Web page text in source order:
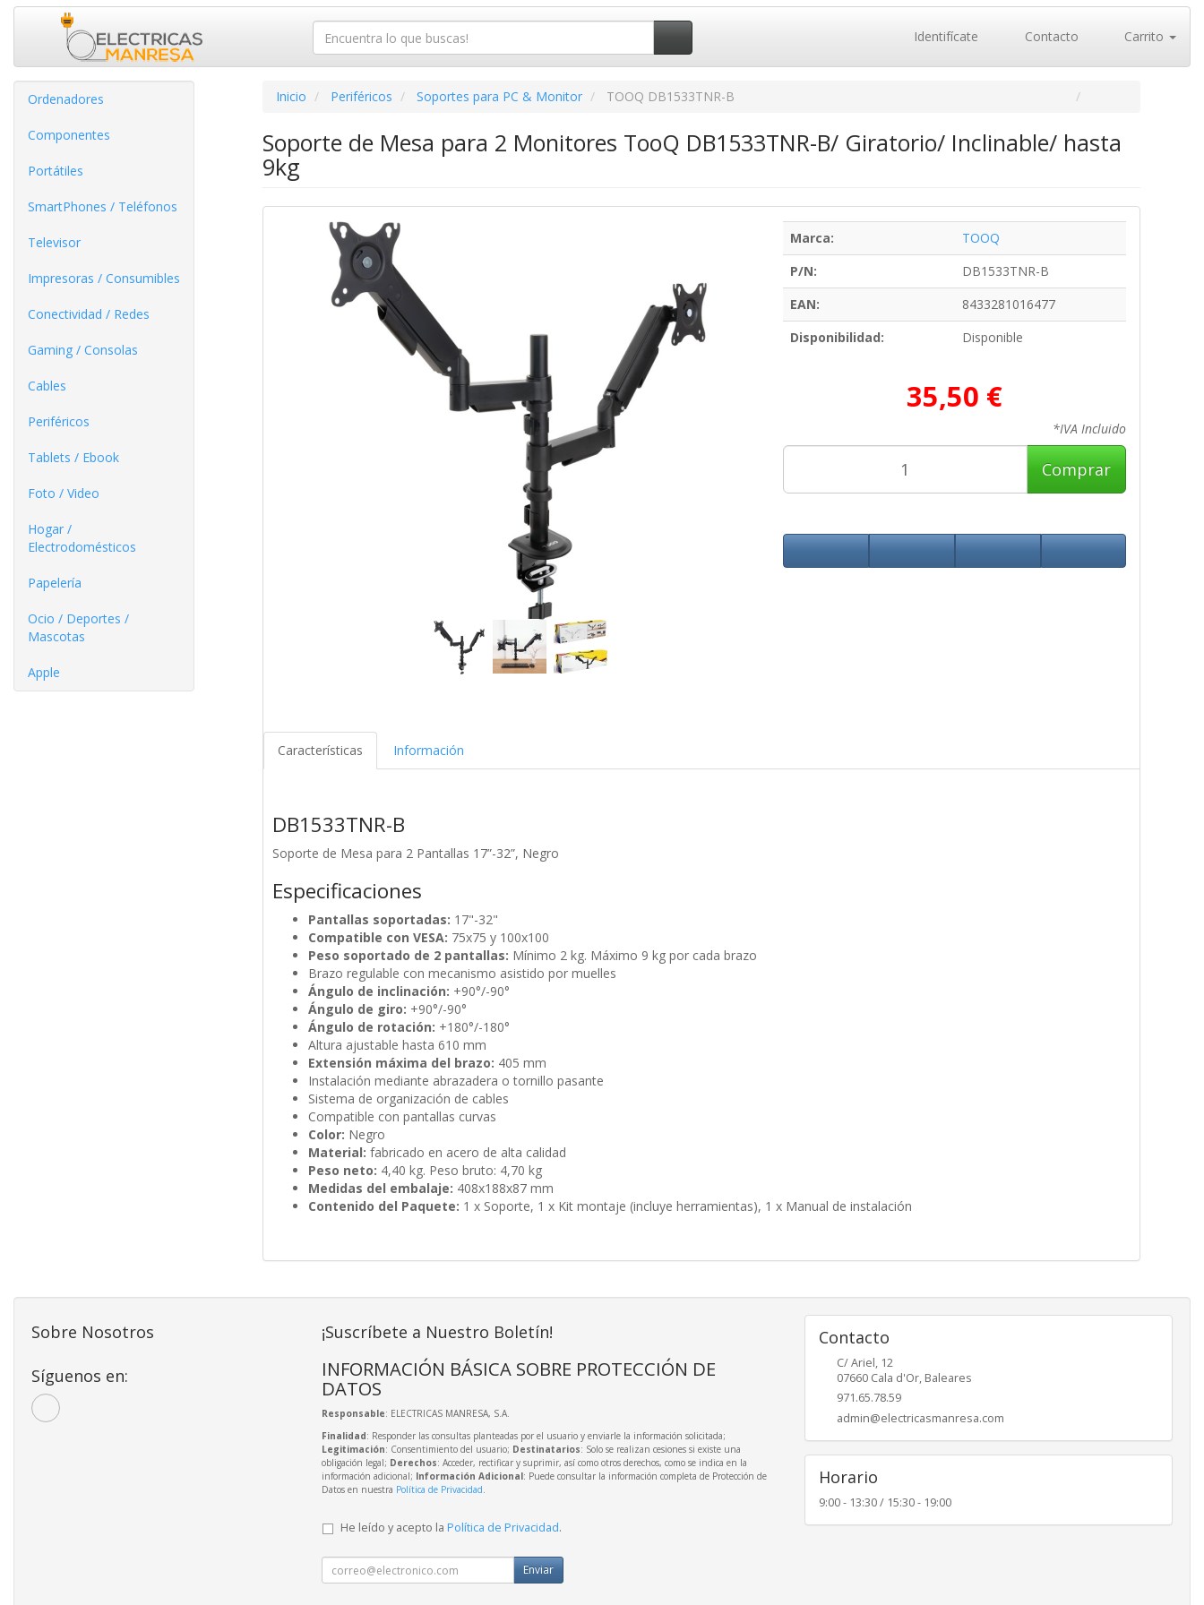
Identifícate Contacto Carrito
Ordenadores
Componentes
Portátiles
SmartPhones / Teléfonos
Televisor
Impresoras / Consumibles
Conectividad / Redes
Gaming / Consolas
Cables
Periféricos
Tablets / Ebook
Foto / Video
Hogar /
Electrodomésticos
Papelería
Ocio / Deportes /
Mascotas
Apple
Inicio Periféricos Soportes para PC & Monitor TOOQ DB1533TNR-B
Soporte de Mesa para 2 Monitores TooQ DB1533TNR-B/ Giratorio/ Inclinable/ hasta
9kg
Marca:
TOOQ
P/N:
DB1533TNR-B
EAN:
8433281016477
Disponibilidad:
Disponible
35,50 €
*IVA Incluido
Comprar
Características Información
DB1533TNR-B
Soporte de Mesa para 2 Pantallas 17”-32”, Negro
Especificaciones
Pantallas soportadas: 17"-32"
Compatible con VESA: 75x75 y 100x100
Peso soportado de 2 pantallas: Mínimo 2 kg. Máximo 9 kg por cada brazo
Brazo regulable con mecanismo asistido por muelles
Ángulo de inclinación: +90°/-90°
Ángulo de giro: +90°/-90°
Ángulo de rotación: +180°/-180°
Altura ajustable hasta 610 mm
Extensión máxima del brazo: 405 mm
Instalación mediante abrazadera o tornillo pasante
Sistema de organización de cables
Compatible con pantallas curvas
Color: Negro
Material: fabricado en acero de alta calidad
Peso neto: 4,40 kg. Peso bruto: 4,70 kg
Medidas del embalaje: 408x188x87 mm
Contenido del Paquete: 1 x Soporte, 1 x Kit montaje (incluye herramientas), 1 x Manual de instalación
Sobre Nosotros
Síguenos en:
¡Suscríbete a Nuestro Boletín!
INFORMACIÓN BÁSICA SOBRE PROTECCIÓN DE
DATOS
Responsable: ELECTRICAS MANRESA, S.A.
Finalidad: Responder las consultas planteadas por el usuario y enviarle la información solicitada;
Legitimación: Consentimiento del usuario; Destinatarios: Solo se realizan cesiones si existe una
obligación legal; Derechos: Acceder, rectificar y suprimir, así como otros derechos, como se indica en la
información adicional; Información Adicional: Puede consultar la información completa de Protección de
Datos en nuestra Política de Privacidad.
He leído y acepto la Política de Privacidad.
Enviar
Contacto
C/ Ariel, 12
07660 Cala d'Or, Baleares
971.65.78.59
admin@electricasmanresa.com
Horario
9:00 - 13:30 / 15:30 - 19:00